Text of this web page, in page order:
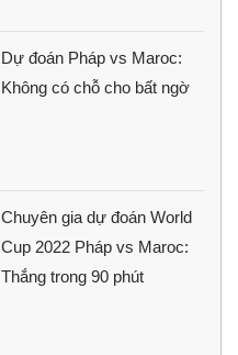
Dự đoán Pháp vs Maroc:
Không có chỗ cho bất ngờ
Chuyên gia dự đoán World
Cup 2022 Pháp vs Maroc:
Thắng trong 90 phút